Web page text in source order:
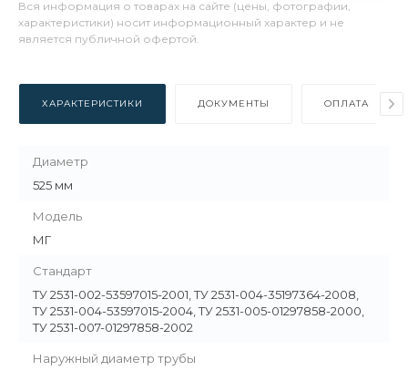
Вся информация о товарах на сайте (цены, фотографии,
характеристики) носит информационный характер и не
является публичной офертой.
ХАРАКТЕРИСТИКИ ДОКУМЕНТЫ ОПЛАТА
Диаметр
525 мм
Модель
МГ
Стандарт
ТУ 2531-002-53597015-2001, ТУ 2531-004-35197364-2008,
ТУ 2531-004-53597015-2004, ТУ 2531-005-01297858-2000,
ТУ 2531-007-01297858-2002
Наружный диаметр трубы